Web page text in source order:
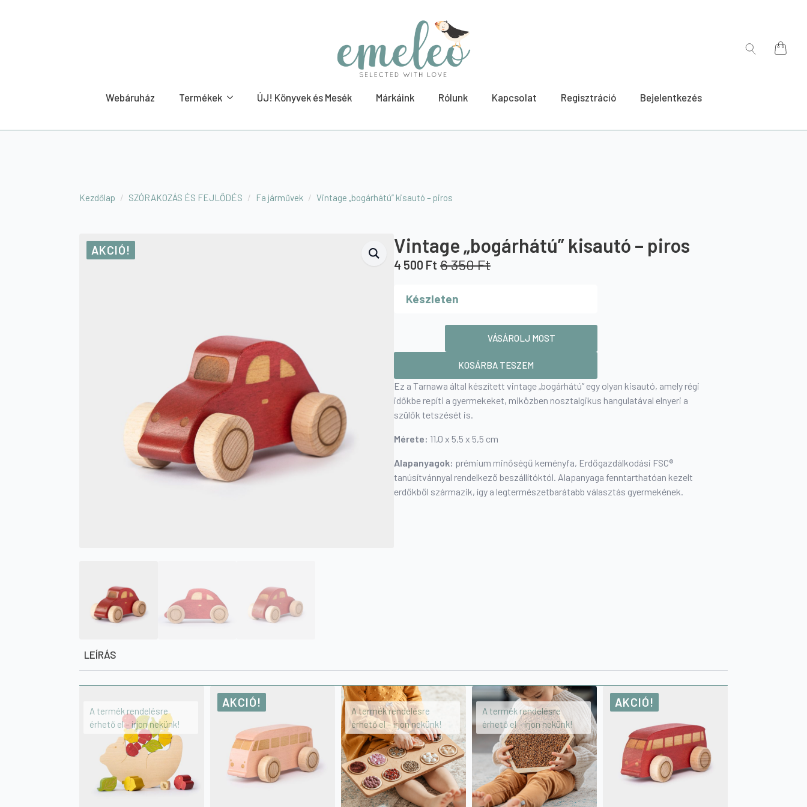
Webáruház Termékek ÚJ! Könyvek és Mesék Márkáink Rólunk Kapcsolat Regisztráció Bejelentkezés
Kezdőlap SZÓRAKOZÁS ÉS FEJLŐDÉS Fa járművek Vintage „bogárhátú” kisautó – piros
AKCIÓ! Vintage „bogárhátú” kisautó – piros
6 350Ft
Original
was:
4 500 Ft
Current
Készleten
-
VÁSÁROLJ MOST
KOSÁRBA TESZEM
Ez a Tarnawa által készített vintage „bogárhátú” egy olyan kisautó, amely régi
időkbe repíti a gyermekeket, miközben nosztalgikus hangulatával elnyeri a
szülők tetszését is.
Mérete: 11,0 x 5,5 x 5,5 cm
Alapanyagok: prémium minőségű keményfa, Erdőgazdálkodási FSC®
tanúsítvánnyal rendelkező beszállítóktól. Alapanyaga fenntarthatóan kezelt
erdőkből származik, így a legtermészetbarátabb választás gyermekének.
LEÍRÁS
A termék rendelésre
érhető el – írjon nekünk!
AKCIÓ!
A termék rendelésre
érhető el – írjon nekünk!
A termék rendelésre
érhető el – írjon nekünk!
AKCIÓ!